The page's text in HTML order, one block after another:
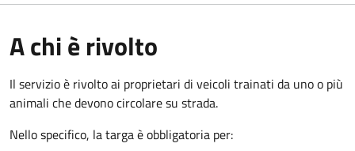
A chi è rivolto
Il servizio è rivolto ai proprietari di veicoli trainati da uno o più
animali che devono circolare su strada.
Nello specifico, la targa è obbligatoria per: